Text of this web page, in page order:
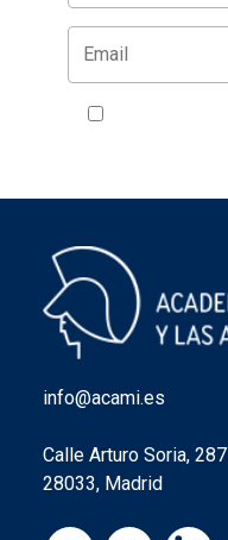
info@acami.es
Calle Arturo Soria, 287
28033, Madrid